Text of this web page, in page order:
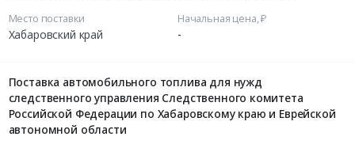
Место поставки
Хабаровский край
Начальная цена, ₽
-
Поставка автомобильного топлива для нужд
следственного управления Следственного комитета
Российской Федерации по Хабаровскому краю и Еврейской
автономной области